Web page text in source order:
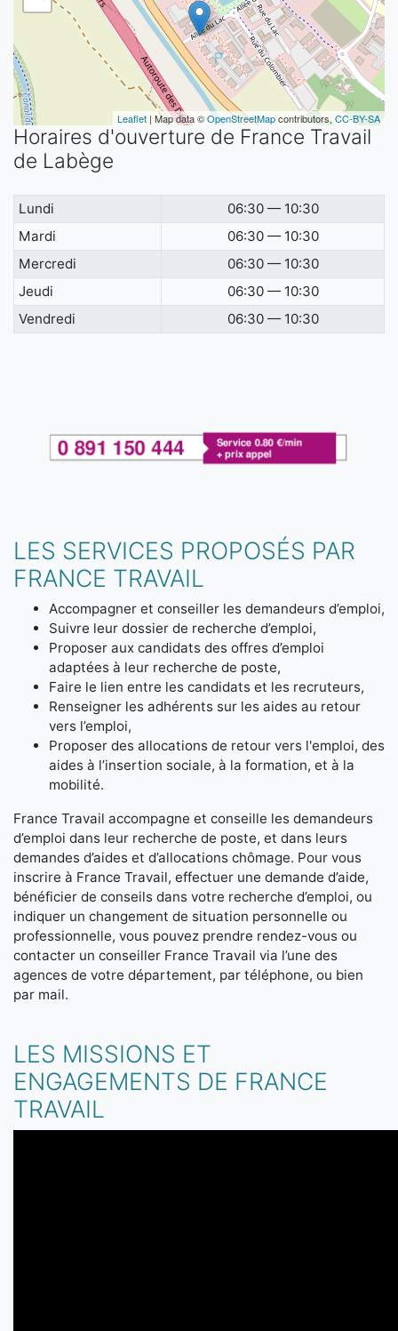
Leaflet | Map data ©OpenStreetMapcontributors, CC-BY-SA
Horaires d'ouverture de France Travail
de Labège
Lundi
06:30 — 10:30
Mardi
06:30 — 10:30
Mercredi
06:30 — 10:30
Jeudi
06:30 — 10:30
Vendredi
06:30 — 10:30
LES SERVICES PROPOSÉS PAR
FRANCE TRAVAIL
Accompagner et conseiller les demandeurs d’emploi,
Suivre leur dossier de recherche d’emploi,
Proposer aux candidats des offres d’emploi
adaptées à leur recherche de poste,
Faire le lien entre les candidats et les recruteurs,
Renseigner les adhérents sur les aides au retour
vers l’emploi,
Proposer des allocations de retour vers l'emploi, des
aides à l’insertion sociale, à la formation, et à la
mobilité.
France Travail accompagne et conseille les demandeurs
d’emploi dans leur recherche de poste, et dans leurs
demandes d’aides et d’allocations chômage. Pour vous
inscrire à France Travail, effectuer une demande d’aide,
bénéficier de conseils dans votre recherche d’emploi, ou
indiquer un changement de situation personnelle ou
professionnelle, vous pouvez prendre rendez-vous ou
contacter un conseiller France Travail via l’une des
agences de votre département, par téléphone, ou bien
par mail.
LES MISSIONS ET
ENGAGEMENTS DE FRANCE
TRAVAIL